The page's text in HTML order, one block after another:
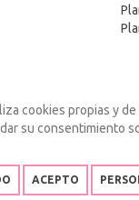
cookies propias y
su consentimiento
ACEPTO